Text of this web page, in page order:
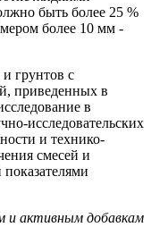
быть более 25 %
более 10 мм -
грунтов с
приведенных в
в
исследовательских
и технико-
смесей и
и активным добавкам